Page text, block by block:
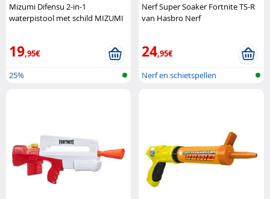
Mizumi Difensu 2-in-1
waterpistool met schild MIZUMI
19,95€
25%
Nerf Super Soaker Fortnite TS-R
van Hasbro Nerf
24,95€
Nerf en schietspellen